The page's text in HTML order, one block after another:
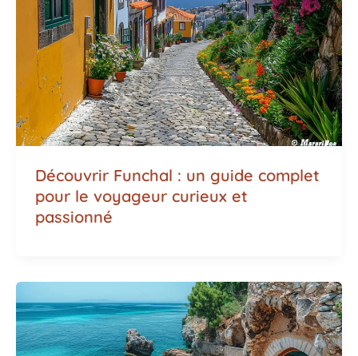
Découvrir Funchal : un guide complet
pour le voyageur curieux et
passionné